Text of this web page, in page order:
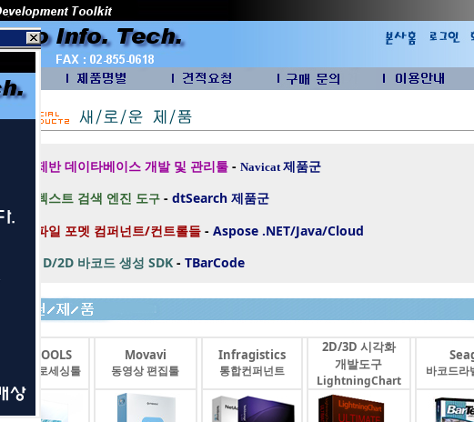
제반 데이타베이스 개발 및 관리툴- Navicat제품군
텍스트 검색 엔진 도구- dtSearch 제품군
파일 포멧 컴퍼넌트/컨트롤들 - Aspose .NET/Java/Cloud
1D/2D 바코드 생성 SDK - TBarCode
LEADTOOLS
이미지프로세싱툴
Movavi
동영상 편집툴
Infragistics
통합컨퍼넌트
2D/3D 시각화
개발도구
LightningChart
바코드라